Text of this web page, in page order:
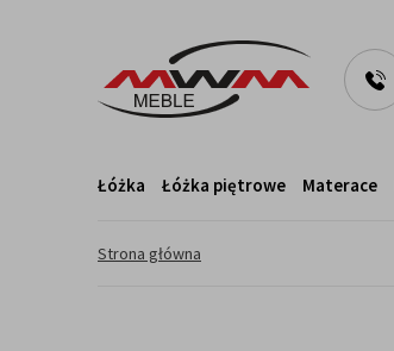
Łóżka Łóżka piętrowe Materace
Strona główna